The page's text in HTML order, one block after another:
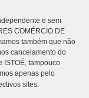
e sem
COMÉRCIO DE
também que não
cancelamento do
ISTOÉ, tampouco
apenas pelo
sites.